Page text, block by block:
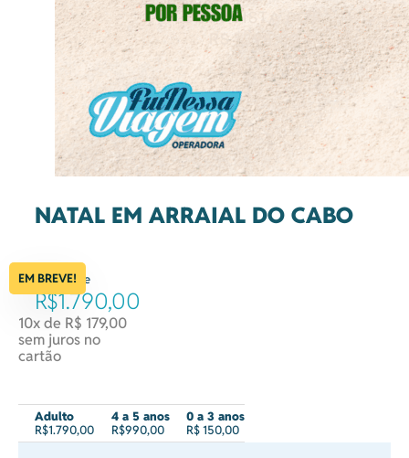
NATAL EM ARRAIAL DO CABO
EM BREVE!
à partir de
R$1.790,00
10x de R$ 179,00
sem juros no
cartão
Adulto
R$1.790,00
4 a 5 anos
R$990,00
0 a 3 anos
R$ 150,00